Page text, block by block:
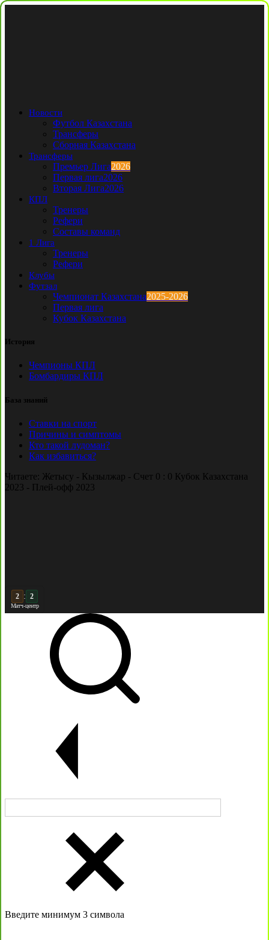
Новости
Футбол Казахстана
Трансферы
Сборная Казахстана
Трансферы
Премьер Лига2026
Первая лига2026
Вторая Лига2026
КПЛ
Тренеры
Рефери
Составы команд
1 Лига
Тренеры
Рефери
Клубы
Футзал
Чемпионат Казахстана2025-2026
Первая лига
Кубок Казахстана
История
Чемпионы КПЛ
Бомбардиры КПЛ
База знаний
Ставки на спорт
Причины и симптомы
Кто такой лудоман?
Как избавиться?
Читаете: Жетысу - Кызылжар - Счет 0 : 0 Кубок Казахстана
2023 - Плей-офф 2023
3 : 2
Матч-центр
Введите минимум 3 символа